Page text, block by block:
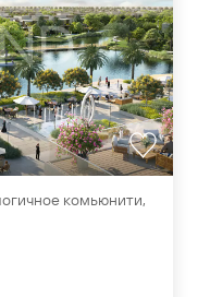
комьюнити,